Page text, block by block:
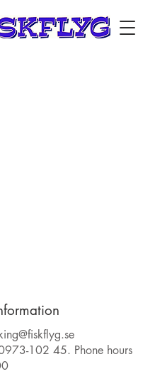
102 45. Phone hours